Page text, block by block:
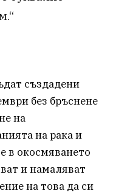
създадени
без бръснене
на
на рака и
в окосмяването
и намаляват
на това да си